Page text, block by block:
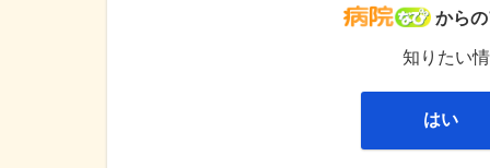
病院な
から
知りたい
はい